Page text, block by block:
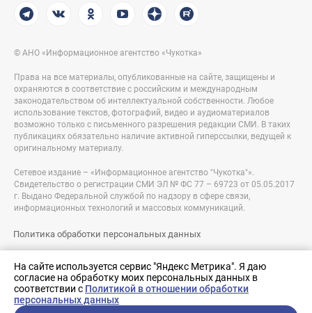
На сайте используется сервис "Яндекс Метрика". Я даю
согласие на обработку моих персональных данных в
соответствии с Политикой в отношении обработки
персональных данных
© АНО «Информационное агентство «Чукотка»
Права на все материалы, опубликованные на сайте, защищены и
охраняются в соответствие с российским и международным
законодательством об интеллектуальной собственности. Любое
использование текстов, фотографий, видео и аудиоматериалов
возможно только с письменного разрешения редакции СМИ. В таких
публикациях обязательно наличие активной гиперссылки, ведущей к
оригинальному материалу.
Сетевое издание – «Информационное агентство "Чукотка"».
Свидетельство о регистрации СМИ ЭЛ № ФС 77 – 69723 от 05.05.2017
г. Выдано Федеральной службой по надзору в сфере связи,
информационных технологий и массовых коммуникаций.
Политика обработки персональных данных
Разработка сайта:
nologostudio.ru